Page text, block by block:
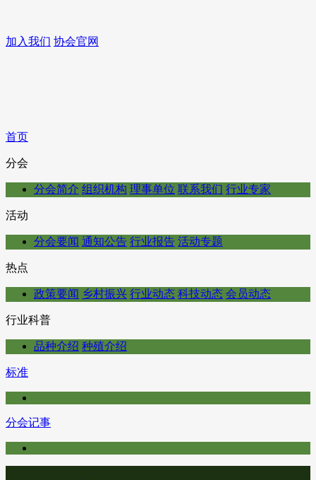
加入我们 协会官网
首页
分会
分会简介 组织机构 理事单位 联系我们 行业专家
活动
分会要闻 通知公告 行业报告 活动专题
热点
政策要闻 乡村振兴 行业动态 科技动态 会员动态
行业科普
品种介绍 种殖介绍
标准
分会记事